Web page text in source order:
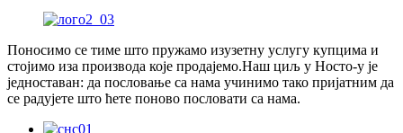
Поносимо се тиме што пружамо изузетну услугу купцима и
стојимо иза производа које продајемо.Наш циљ у Носто-у је
једноставан: да пословање са нама учинимо тако пријатним да
се радујете што ћете поново пословати са нама.